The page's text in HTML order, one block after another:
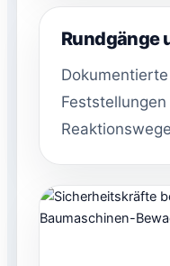
Rundgänge